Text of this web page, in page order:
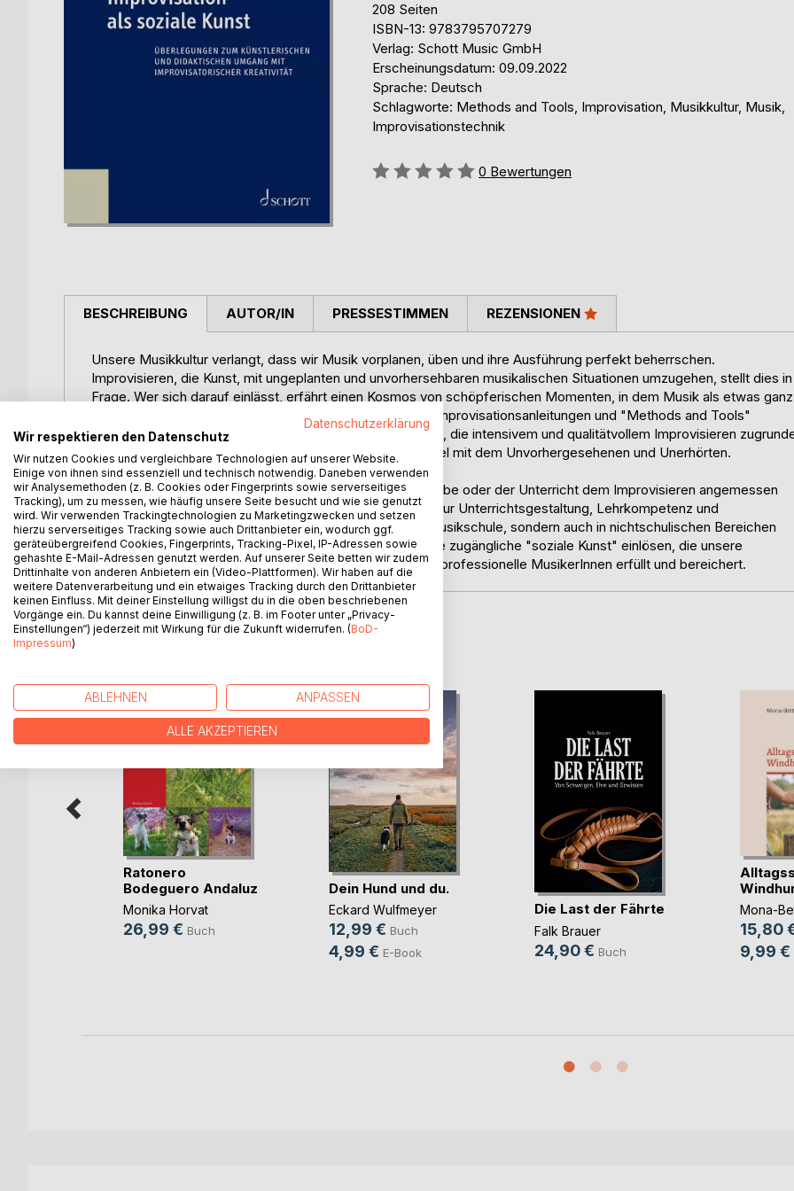
208 Seiten
ISBN-13: 9783795707279
Verlag: Schott Music GmbH
Erscheinungsdatum: 09.09.2022
Sprache: Deutsch
Schlagworte: Methods and Tools, Improvisation, Musikkultur, Musik,
Improvisationstechnik
Bewertung::
0 Bewertungen
BESCHREIBUNG
Unsere Musikkultur verlangt, dass wir Musik vorplanen, üben und ihre Ausführung perfekt beherrschen.
Improvisieren, die Kunst, mit ungeplanten und unvorhersehbaren musikalischen Situationen umzugehen, stellt dies in
Frage. Wer sich darauf einlässt, erfährt einen Kosmos von schöpferischen Momenten, in dem Musik als etwas ganz
Eigenes erlebbar wird. Jenseits rein musikstilbezogener Improvisationsanleitungen und "Methods and Tools"
beschreibt dieses Buch die allgemeinen Voraussetzungen, die intensivem und qualitätvollem Improvisieren
liegen. Dabei steht im Fokus das Improvisieren als ein Spiel mit dem Unvorhergesehenen und Unerhörten.
Improvisieren lernen kann nur gelingen, wenn auch die Probe oder der Unterricht dem Improvisieren angemessen
gestaltet wird. Deshalb stellt dieses Buch Überlegungen zur Unterrichtsgestaltung, Lehrkompetenz und
Ensembledynamik vor. Aber nicht nur in der Schule und Musikschule, sondern auch in nichtschulischen Bereichen
kann Improvisation die Vision von Musikmachen als für alle zugängliche "soziale Kunst" einlösen, die unsere
erstarrte Musikkultur ergänzt und professionelle und nichtprofessionelle MusikerInnen erfüllt und bereichert.
AUTOR/IN PRESSESTIMMEN REZENSIONEN
WEITERE TITEL BEI
Ratonero
Bodeguero Andaluz
Monika Horvat
26,99 € Buch
Dein Hund und du.
Eckard Wulfmeyer
12,99 € Buch
4,99 € E-Book
Die Last der Fährte
Falk Brauer
24,90 € Buch
Mona-
15,80
9,99 €
Datenschutzerklärung
Wir respektieren den Datenschutz
Wir nutzen Cookies und vergleichbare Technologien auf unserer Website.
Einige von ihnen sind essenziell und technisch notwendig. Daneben verwenden
wir Analysemethoden (z. B. Cookies oder Fingerprints sowie serverseitiges
Tracking), um zu messen, wie häufig unsere Seite besucht und wie sie genutzt
wird. Wir verwenden Trackingtechnologien zu Marketingzwecken und setzen
hierzu serverseitiges Tracking sowie auch Drittanbieter ein, wodurch ggf.
geräteübergreifend Cookies, Fingerprints, Tracking-Pixel, IP-Adressen sowie
gehashte E-Mail-Adressen genutzt werden. Auf unserer Seite betten wir zudem
Drittinhalte von anderen Anbietern ein (Video-Plattformen). Wir haben auf die
weitere Datenverarbeitung und ein etwaiges Tracking durch den Drittanbieter
keinen Einfluss. Mit deiner Einstellung willigst du in die oben beschriebenen
Vorgänge ein. Du kannst deine Einwilligung (z. B. im Footer unter „Privacy-
Einstellungen“) jederzeit mit Wirkung für die Zukunft widerrufen. (BoD-
Impressum)
ABLEHNEN ANPASSEN
ALLE AKZEPTIEREN